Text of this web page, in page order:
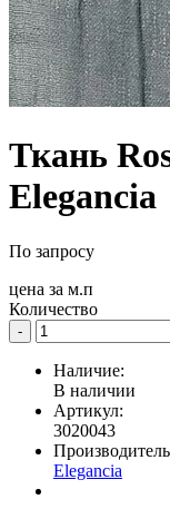
Ткань
Elegancia
По запросу
цена за м.п
Количество
-
Наличие:
В наличии
Артикул:
3020043
Elegancia